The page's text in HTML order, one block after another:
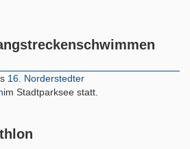
16. Norderstedter
im Stadtparksee statt.